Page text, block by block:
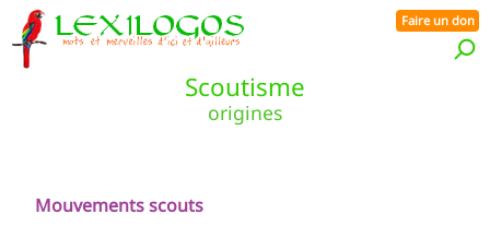
Scoutisme
origines
Faire un don
Mouvements scouts